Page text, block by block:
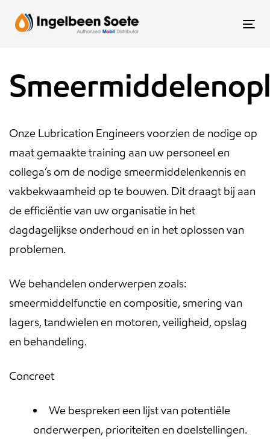
links
Onze Lubrication Engineers voorzien de nodige op
maat gemaakte training aan uw personeel en
collega’s om de nodige smeermiddelenkennis en
vakbekwaamheid op te bouwen. Dit draagt bij aan
de efficiëntie van uw organisatie in het
dagdagelijkse onderhoud en in het oplossen van
problemen.
We behandelen onderwerpen zoals:
smeermiddelfunctie en compositie, smering van
lagers, tandwielen en motoren, veiligheid, opslag
en behandeling.
Concreet
We bespreken een lijst van potentiële
onderwerpen, prioriteiten en doelstellingen.